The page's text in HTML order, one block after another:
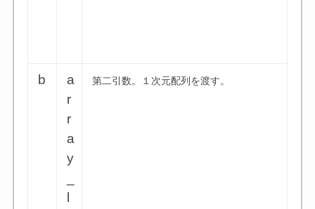
b
a
r
r
a
y
第二引数。１次元配列を渡す。